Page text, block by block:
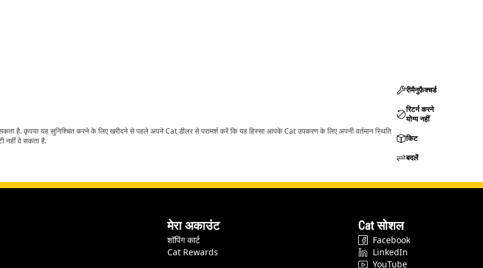
है. कृपया यह सुनिश्चित करने के लिए खरीदने से पहले अपने Cat डीलर से परामर्श करें कि यह हिस्सा आपके Cat उपकरण के लिए अपनी वर्तमान स्थिति
नहीं दे सकता है.
रीमैनुफ़ैक्चर्ड
रिटर्न करने
योग्य नहीं
किट
बदलें
मेरा अकाउंट
शॉपिंग कार्ट
Cat Rewards
Cat सोशल
Facebook
LinkedIn
YouTube